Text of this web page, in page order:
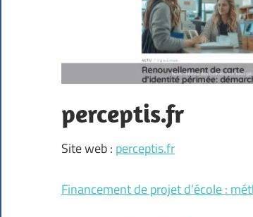
perceptis.fr
Site web : perceptis.fr
Financement de projet d’école :